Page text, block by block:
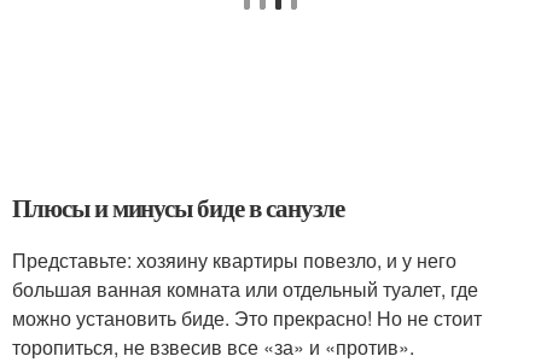
Плюсы и минусы биде в санузле
Представьте: хозяину квартиры повезло, и у него
большая ванная комната или отдельный туалет, где
можно установить биде. Это прекрасно! Но не стоит
торопиться, не взвесив все «за» и «против».